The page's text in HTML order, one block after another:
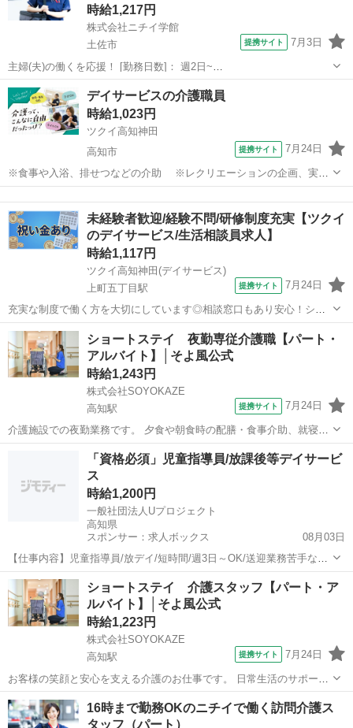
時給1,217円
株式会社ニチイ学館
土佐市
提携サイト 7月3日
主婦(夫)の働くを応援！ [勤務日数]： 週2日~
10:00~16:00/09:00~15:00/08:00~12:00/09:00~17:00/10:00~18:00 月/
火/水/木/金/土/日 などから選べます [...
高知 ケアマネージャー
デイサービスの介護職員
時給1,023円
ツクイ高知神田
高知市
提携サイト 7月24日
※食事や入浴、排せつなどの介助 ※レクリエーションの企画、実施
※他スタッフと連携してのケア業務全般 ※送迎・添乗業務 ※各
種記録業務など ◆従事すべき業務の変更の範囲 なし ◆勤務場所の変
更の範囲 なし ◆有期労...未経験者歓迎/経験不問/研修制度充実【ツクイ
のデイサービス/生活相談員求人】
時給1,117円
ツクイ高知神田(デイサービス)
上町五丁目駅
提携サイト 7月24日
充実な制度で働く方を大切にしています◎相談窓口もあり安心！シフ
ト勤務で働きやすさ抜群の環境です。 ★☆ 働きやすいメリット多数
★☆ ＼＼サービス・職種の魅力／／ 生活相談員はサービスの質の向上
における重要なキーパーソン...
高知 高知市 上町五丁目駅 介護
ショートステイ 夜勤専従介護職【パート・
アルバイト】│そよ風公式
時給1,243円
株式会社SOYOKAZE
高知駅
提携サイト 7月24日
介護施設での夜勤業務です。 夕食や朝食時の配膳・食事介助、就寝・
起床時の移動や排泄介助など、夜間の生活支援全般を担当。 巡回や安
否確認、急変時の対応、介護記録の作成も行います。 空き時間にはフ
ロアや居室の清掃、洗濯、物品補充...
高知駅 介護
「資格必須」児童指導員/放課後等デイサービ
ス
時給1,200円
一般社団法人Uプロジェクト
高知県
スポンサー：求人ボックス
08月03日
【仕事内容】児童指導員/放デイ/短時間/週3日～OK/送迎業務苦手な方
もご相談ください/ 南国市にある放課後等デイサービス Uプロジェクト
で保育士さん募集 「お仕事内容> 1日定員10人の子どもに対して 子ど
もの成長・発達を支援す...
アルバイト・パート
ショートステイ 介護スタッフ【パート・ア
ルバイト】│そよ風公式
時給1,223円
株式会社SOYOKAZE
高知駅
提携サイト 7月24日
お客様の笑顔と安心を支える介護のお仕事です。 日常生活のサポート
や身体介助（食事・入浴・排せつ・移乗など）をはじめ、レクリエー
ションの企画・実施、ご利用報告などの書類作成、送迎業務など幅広
高知 高知市 高知駅 介護
16時まで勤務OKのニチイで働く訪問介護ス
タッフ（パート）